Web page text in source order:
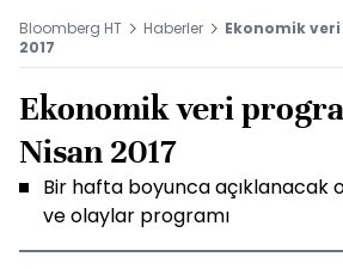
Bloomberg HT Haberler
Ekonomik veri
2017
Ekonomik veri
Nisan 2017
Bir hafta boyunca açıklanacak
ve olaylar programı